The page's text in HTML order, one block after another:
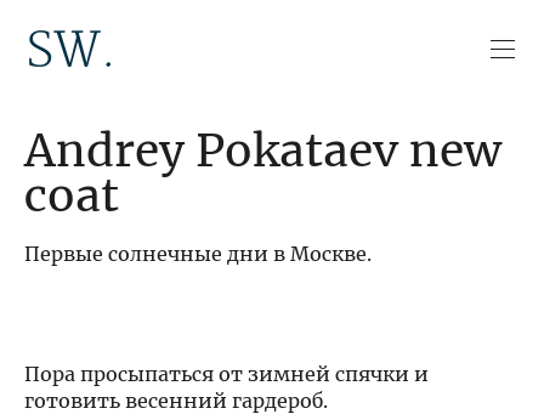
Andrey Pokataev new
coat
Первые солнечные дни в Москве.
Пора просыпаться от зимней спячки и
готовить весенний гардероб.